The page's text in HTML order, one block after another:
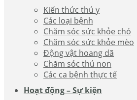
Kiến thức thú y
Các loại bệnh
Chăm sóc sức khỏe chó
Chăm sóc sức khỏe mèo
Động vật hoang dã
Chăm sóc thú non
Các ca bệnh thực tế
Hoạt động – Sự kiện